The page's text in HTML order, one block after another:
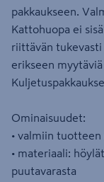
pakkaukseen.
Kattohuopa ei
riittävän tukevasti
erikseen
Ominaisuudet:
• valmiin tuotteen
• materiaali:
puutavarasta